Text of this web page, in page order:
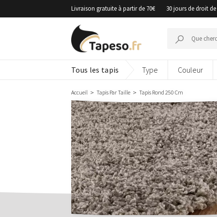
au
Livraison gratuite à partir de 70€ 30 jours de droit
pour :
Tous les tapis Type Couleur
Accueil Tapis Par Taille Tapis Rond 250 Cm